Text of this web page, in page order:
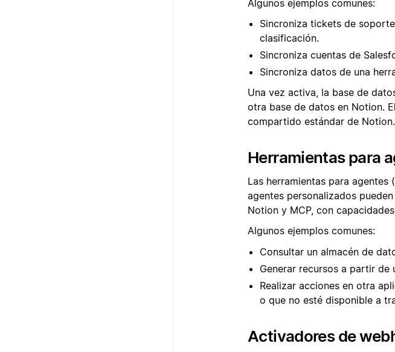
Algunos ejemplos comunes:
Sincroniza tickets de
clasificación.
Sincroniza cuentas de
Sincroniza datos de una
Una vez activa, la base de
otra base de datos en Notion.
compartido estándar de Notion.
Herramientas para
Las herramientas para
agentes personalizados
Notion y MCP, con
Algunos ejemplos comunes:
Consultar un almacén de
Generar recursos a partir
Realizar acciones en otra
o que no esté disponible a
Activadores de